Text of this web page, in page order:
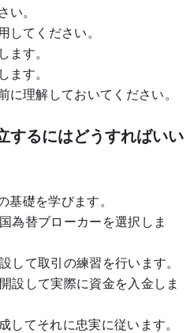
い。
してください。
ます。
ます。
に理解しておいてください。
するにはどうすればいい
基礎を学びます。
為替ブローカーを選択しま
して取引の練習を行います。
設して実際に資金を入金しま
してそれに忠実に従います。